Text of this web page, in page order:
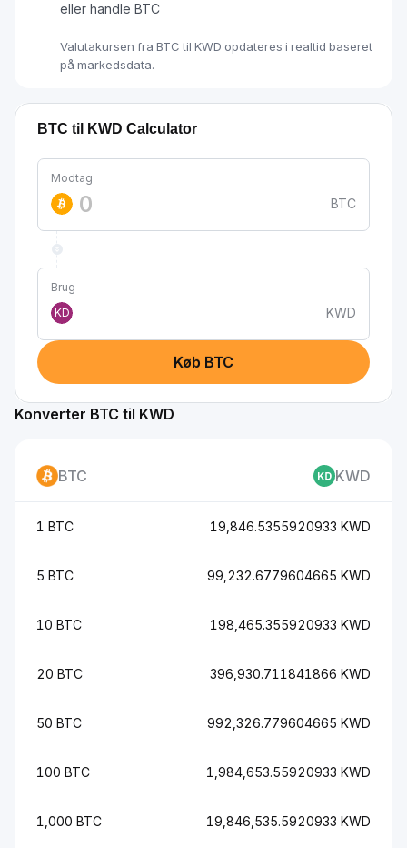
eller handle BTC
Valutakursen fra BTC til KWD opdateres i realtid baseret
på markedsdata.
BTC til KWD Calculator
Modtag
BTC
Brug
KD
KWD
Køb BTC
Konverter BTC til KWD
BTC KWD
1 BTC 19,846.5355920933 KWD
5 BTC 99,232.6779604665 KWD
10 BTC 198,465.355920933 KWD
20 BTC 396,930.711841866 KWD
50 BTC 992,326.779604665 KWD
100 BTC 1,984,653.55920933 KWD
1,000 BTC 19,846,535.5920933 KWD